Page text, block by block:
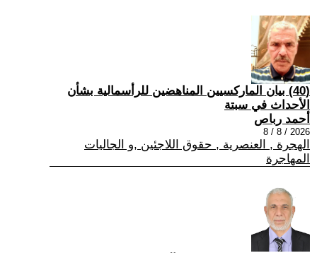
(40) بيان الماركسيين المناهضين للرأسمالية بشأن
الأحداث في سبتة
أحمد رباص
2026 / 8 / 8
الهجرة , العنصرية , حقوق اللاجئين ,و الجاليات
المهاجرة